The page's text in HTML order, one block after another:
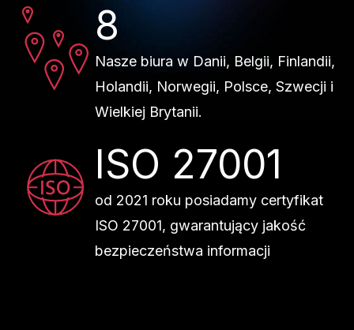
8
Nasze biura w Danii, Belgii, Finlandii,
Holandii, Norwegii, Polsce, Szwecji i
Wielkiej Brytanii.
ISO 27001
od 2021 roku posiadamy certyfikat
ISO 27001, gwarantujący jakość
bezpieczeństwa informacji